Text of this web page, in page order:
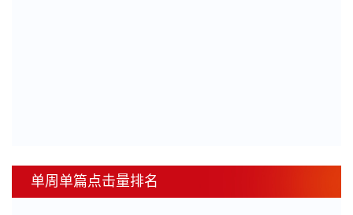
单周单篇点击量排名